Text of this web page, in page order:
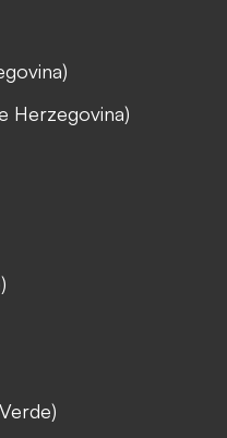
Herzegovina)